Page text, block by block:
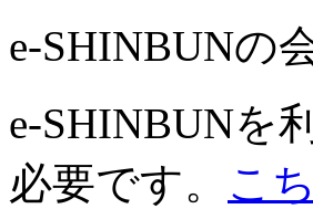
e-SHINBUNの
e-SHINBUNを
必要です。 こ